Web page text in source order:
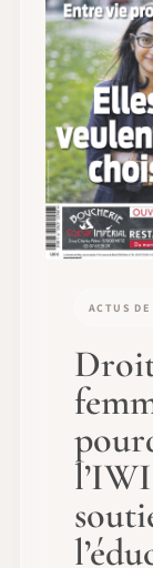
ACTUS
l’IWI